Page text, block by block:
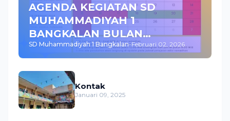
AGENDA KEGIATAN SD
MUHAMMADIYAH 1
BANGKALAN BULAN
FEBRUARI 2026
SD Muhammadiyah 1 Bangkalan-Februari 02, 2026
Kontak
Januari 09, 2025